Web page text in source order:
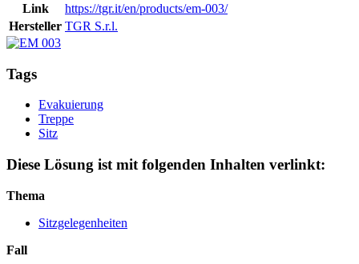
Link
https://tgr.it/en/products/em-003/
Hersteller TGR S.r.l.
Tags
Evakuierung
Treppe
Sitz
Diese Lösung ist mit folgenden Inhalten verlinkt:
Thema
Sitzgelegenheiten
Fall